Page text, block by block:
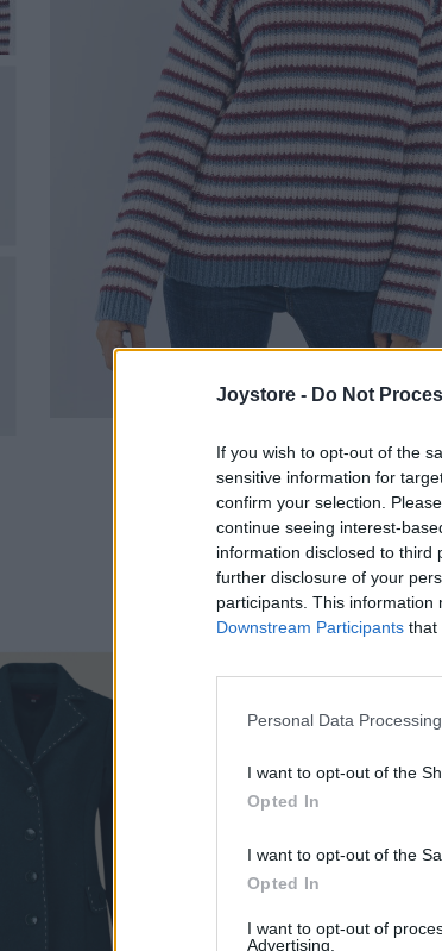
Joystore - Do Not
If you wish to opt-out of the
sensitive information for
confirm your selection.
continue seeing interest-
information disclosed to third
further disclosure of your
participants. This
Downstream Participants that
Personal Data
I want to opt-out of the
Opted In
I want to opt-out of the
Opted In
I want to opt-out of
Advertising.
Hover to zoom